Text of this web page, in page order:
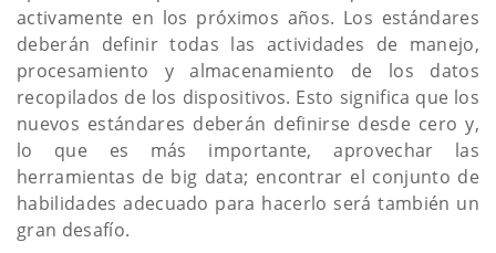
activamente en los próximos años. Los estándares
deberán definir todas las actividades de manejo,
procesamiento y almacenamiento de los datos
recopilados de los dispositivos. Esto significa que los
nuevos estándares deberán definirse desde cero y,
lo que es más importante, aprovechar las
herramientas de big data; encontrar el conjunto de
habilidades adecuado para hacerlo será también un
gran desafío.